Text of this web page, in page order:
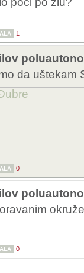
1
da uštekam
0
0